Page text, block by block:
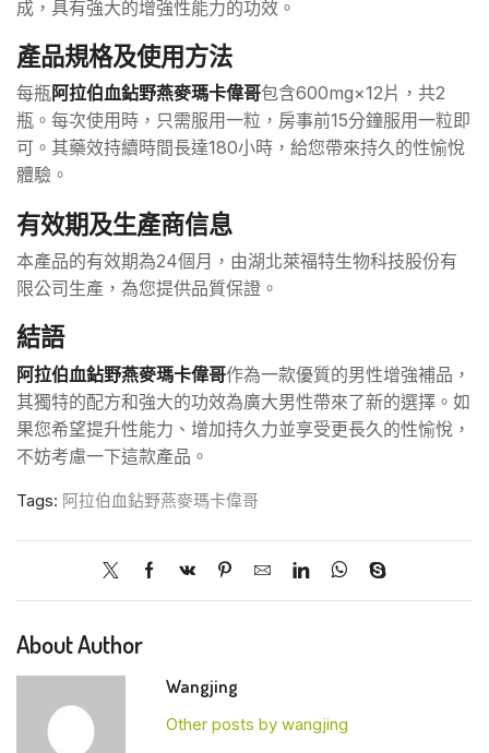
成，具有強大的增強性能力的功效。
產品規格及使用方法
每瓶阿拉伯血鉆野燕麥瑪卡偉哥包含600mg×12片，共2
瓶。每次使用時，只需服用一粒，房事前15分鐘服用一粒即
可。其藥效持續時間長達180小時，給您帶來持久的性愉悅
體驗。
有效期及生產商信息
本產品的有效期為24個月，由湖北萊福特生物科技股份有
限公司生產，為您提供品質保證。
結語
阿拉伯血鉆野燕麥瑪卡偉哥作為一款優質的男性增強補品，
其獨特的配方和強大的功效為廣大男性帶來了新的選擇。如
果您希望提升性能力、增加持久力並享受更長久的性愉悅，
不妨考慮一下這款產品。
Tags: 阿拉伯血鉆野燕麥瑪卡偉哥
About Author
Wangjing
Other posts by wangjing